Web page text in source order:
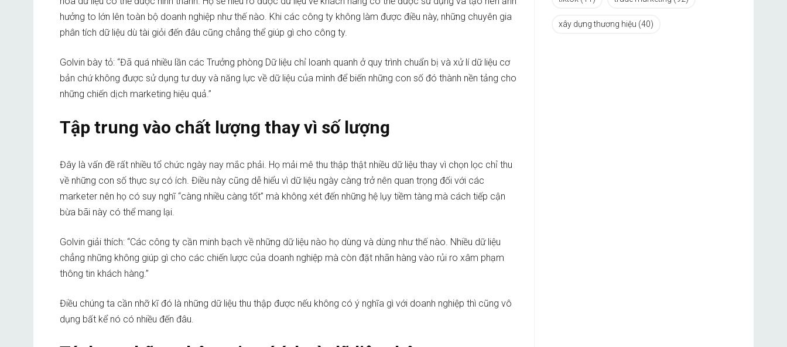
hưởng to lớn lên toàn bộ doanh nghiệp như thế nào. Khi các công ty không làm được điều này, những chuyên gia
phân tích dữ liệu dù tài giỏi đến đâu cũng chẳng thể giúp gì cho công ty.
Golvin bày tỏ: “Đã quá nhiều lần các Trưởng phòng Dữ liệu chỉ loanh quanh ở quy trình chuẩn bị và xử lí dữ liệu cơ
bản chứ không được sử dụng tư duy và năng lực về dữ liệu của mình để biến những con số đó thành nền tảng cho
những chiến dịch marketing hiệu quả.”
Tập trung vào chất lượng thay vì số lượng
Đây là vấn đề rất nhiều tổ chức ngày nay mắc phải. Họ mải mê thu thập thật nhiều dữ liệu thay vì chọn lọc chỉ thu
về những con số thực sự có ích. Điều này cũng dễ hiểu vì dữ liệu ngày càng trở nên quan trọng đối với các
marketer nên họ có suy nghĩ “càng nhiều càng tốt” mà không xét đến những hệ lụy tiềm tàng mà cách tiếp cận
bừa bãi này có thể mang lại.
Golvin giải thích: “Các công ty cần minh bạch về những dữ liệu nào họ dùng và dùng như thế nào. Nhiều dữ liệu
chẳng những không giúp gì cho các chiến lược của doanh nghiệp mà còn đặt nhãn hàng vào rủi ro xâm phạm
thông tin khách hàng.”
Điều chúng ta cần nhỡ kĩ đó là những dữ liệu thu thập được nếu không có ý nghĩa gì với doanh nghiệp thì cũng vô
dụng bất kể nó có nhiều đến đâu.
xây dựng thương hiệu (40)